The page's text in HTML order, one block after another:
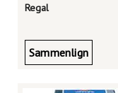
Regal
Sammenlign